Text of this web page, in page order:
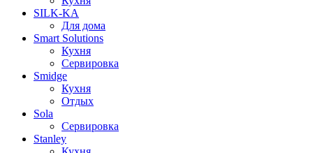
SILK-KA
Для дома
Smart Solutions
Кухня
Сервировка
Smidge
Кухня
Отдых
Sola
Сервировка
Stanley